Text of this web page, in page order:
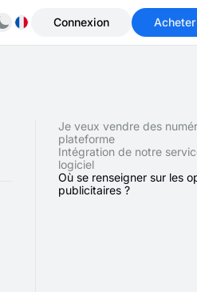
Connexion
Je veux vendre des
plateforme
Intégration de notre
logiciel
Où se renseigner sur les
publicitaires ?